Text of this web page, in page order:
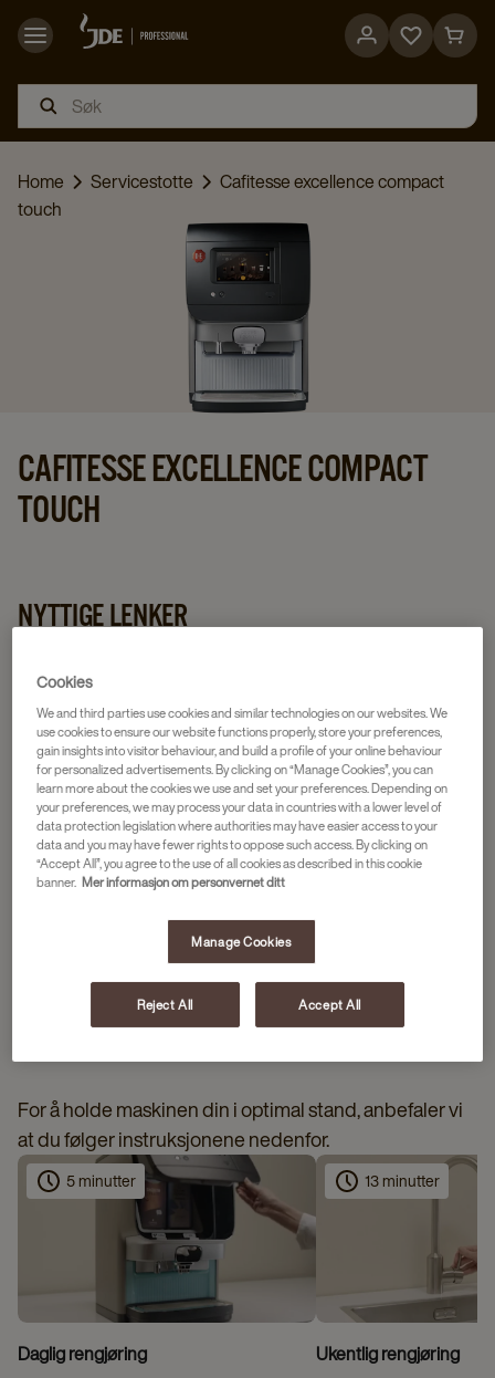
Go
page
Go
page
Home Servicestotte
Cafitesse excellence compact
touch
CAFITESSE EXCELLENCE COMPACT
TOUCH
NYTTIGE LENKER
Kontakt oss Rapporter feil Min JDE
Brukermanual Ofte stilte spørsmål
RENGJØRINGSINSTRUKSJONER
For å holde maskinen din i optimal stand, anbefaler vi
at du følger instruksjonene nedenfor.
5 minutter
Daglig rengjøring
13 minutter
Ukentlig rengjøring
Cookies
We and third parties use cookies and similar technologies on our websites. We
use cookies to ensure our website functions properly, store your preferences,
gain insights into visitor behaviour, and build a profile of your online behaviour
for personalized advertisements. By clicking on “Manage Cookies”, you can
learn more about the cookies we use and set your preferences. Depending on
your preferences, we may process your data in countries with a lower level of
data protection legislation where authorities may have easier access to your
data and you may have fewer rights to oppose such access. By clicking on
“Accept All”, you agree to the use of all cookies as described in this cookie
banner. Mer informasjon om personvernet ditt
Manage Cookies
Reject All Accept All